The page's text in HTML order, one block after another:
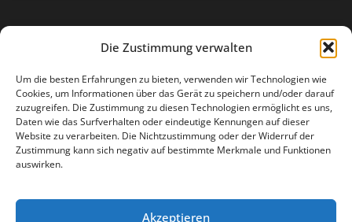
Die Zustimmung verwalten
Um die besten Erfahrungen zu bieten, verwenden wir Technologien wie
Cookies, um Informationen über das Gerät zu speichern und/oder darauf
zuzugreifen. Die Zustimmung zu diesen Technologien ermöglicht es uns,
Daten wie das Surfverhalten oder eindeutige Kennungen auf dieser
Website zu verarbeiten. Die Nichtzustimmung oder der Widerruf der
Zustimmung kann sich negativ auf bestimmte Merkmale und Funktionen
auswirken.
Akzeptieren
BLEIBEN SIE INFORMIERT
Erhalten Sie unsere Tipps, unsere Neuigkeiten direkt in Ihre
E-Mail-Box.
Ich stimme der Datenschutzerklärung